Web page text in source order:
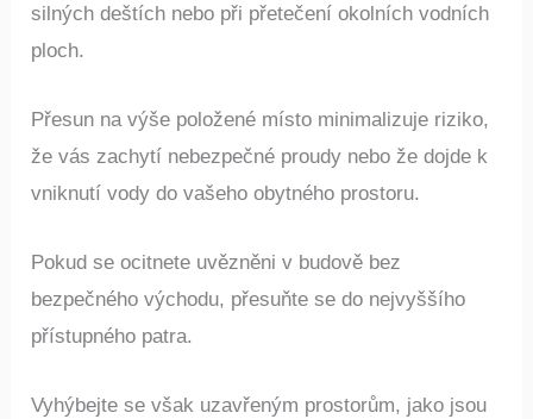
silných deštích nebo při přetečení okolních vodních
ploch.
Přesun na výše položené místo minimalizuje riziko,
že vás zachytí nebezpečné proudy nebo že dojde k
vniknutí vody do vašeho obytného prostoru.
Pokud se ocitnete uvězněni v budově bez
bezpečného východu, přesuňte se do nejvyššího
přístupného patra.
Vyhýbejte se však uzavřeným prostorům, jako jsou